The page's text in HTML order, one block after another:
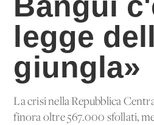
legge
giungla»
La crisi nella Repubblica
finora oltre 567.000 sfollati,